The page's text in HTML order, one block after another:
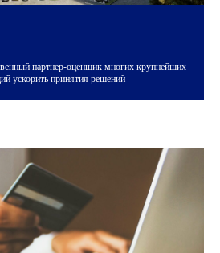
партнер-оценщик многих крупнейших
ускорить принятия решений